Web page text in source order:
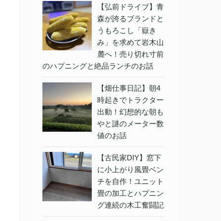
【弘前ドライブ】青
森が誇るブランドと
うもろこし「嶽き
み」を求めて岩木山
麓へ！売り切れ寸前
のハプニングと絶品ランチのお話
【畑仕事日記】朝4
時起きでトラクター
出動！幻想的な朝も
やと謎のメーター数
値のお話
【古民家DIY】窓下
に小上がり風畳ベン
チを自作！ユニット
畳の加工とハプニン
グ連続の木工奮闘記